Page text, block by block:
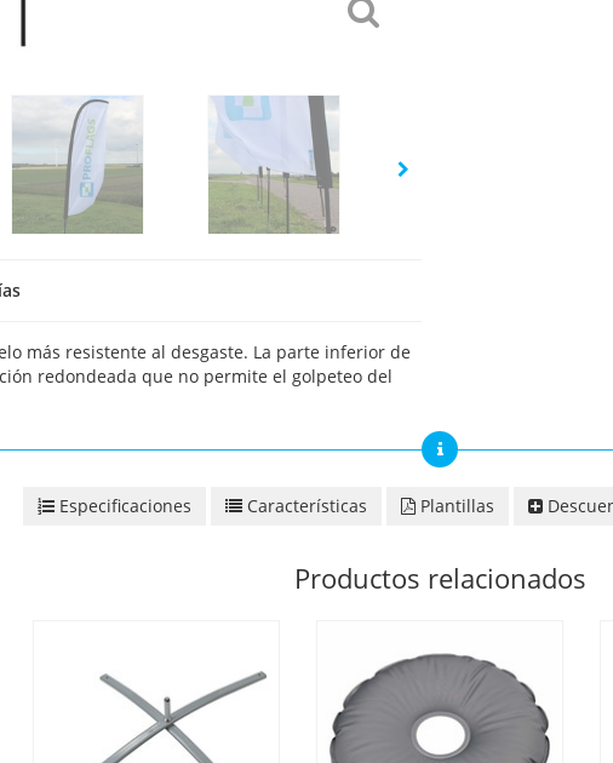
más resistente al desgaste. La parte inferior de
redondeada que no permite el golpeteo del
Especificaciones Características Plantillas
Productos relacionados